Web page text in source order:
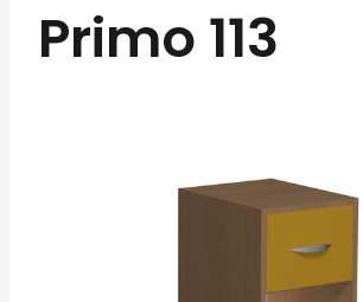
Primo 113